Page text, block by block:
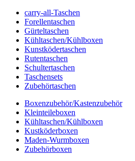
carry-all-Taschen
Forellentaschen
Gürteltaschen
Kühltaschen/Kühlboxen
Kunstködertaschen
Rutentaschen
Schultertaschen
Taschensets
Zubehörtaschen
Boxenzubehör/Kastenzubehör
Kleinteileboxen
Kühltaschen/Kühlboxen
Kustköderboxen
Maden-Wurmboxen
Zubehörboxen